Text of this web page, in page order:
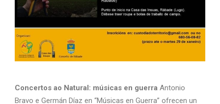
Concertos ao Natural: músicas en guerra Antonio
Bravo e Germán Díaz en “Músicas en Guerra” ofrecen un